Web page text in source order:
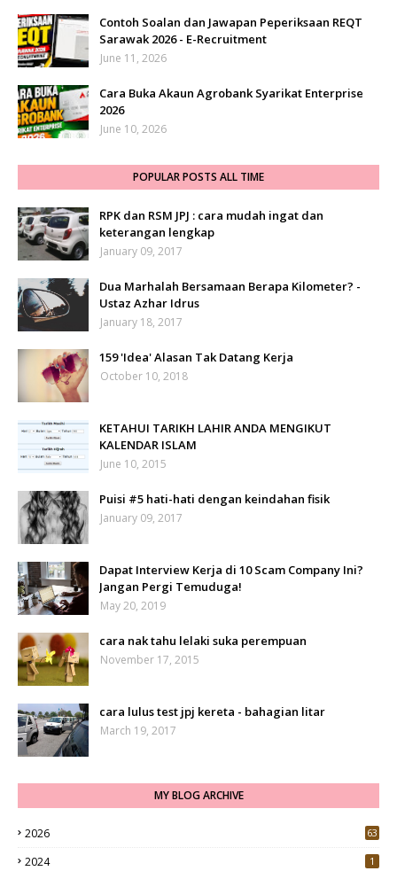
Contoh Soalan dan Jawapan Peperiksaan REQT
Sarawak 2026 - E-Recruitment
June 11, 2026
Cara Buka Akaun Agrobank Syarikat Enterprise
2026
June 10, 2026
POPULAR POSTS ALL TIME
RPK dan RSM JPJ : cara mudah ingat dan
keterangan lengkap
January 09, 2017
Dua Marhalah Bersamaan Berapa Kilometer? -
Ustaz Azhar Idrus
January 18, 2017
159 'Idea' Alasan Tak Datang Kerja
October 10, 2018
KETAHUI TARIKH LAHIR ANDA MENGIKUT
KALENDAR ISLAM
June 10, 2015
Puisi #5 hati-hati dengan keindahan fisik
January 09, 2017
Dapat Interview Kerja di 10 Scam Company Ini?
Jangan Pergi Temuduga!
May 20, 2019
cara nak tahu lelaki suka perempuan
November 17, 2015
cara lulus test jpj kereta - bahagian litar
March 19, 2017
MY BLOG ARCHIVE
2026 63
2024 1